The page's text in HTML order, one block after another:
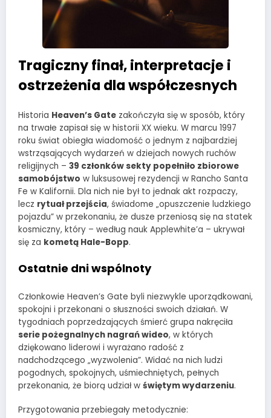
Tragiczny finał, interpretacje i
ostrzeżenia dla współczesnych
Historia Heaven’s Gate zakończyła się w sposób, który
na trwałe zapisał się w historii XX wieku. W marcu 1997
roku świat obiegła wiadomość o jednym z najbardziej
wstrząsających wydarzeń w dziejach nowych ruchów
religijnych – 39 członków sekty popełniło zbiorowe
samobójstwo w luksusowej rezydencji w Rancho Santa
Fe w Kalifornii. Dla nich nie był to jednak akt rozpaczy,
lecz rytuał przejścia, świadome „opuszczenie ludzkiego
pojazdu” w przekonaniu, że dusze przeniosą się na statek
kosmiczny, który – według nauk Applewhite’a – ukrywał
się za kometą Hale-Bopp.
Ostatnie dni wspólnoty
Członkowie Heaven’s Gate byli niezwykle uporządkowani,
spokojni i przekonani o słuszności swoich działań. W
tygodniach poprzedzających śmierć grupa nakręciła
serie pożegnalnych nagrań wideo, w których
dziękowano liderowi i wyrażano radość z
nadchodzącego „wyzwolenia”. Widać na nich ludzi
pogodnych, spokojnych, uśmiechniętych, pełnych
przekonania, że biorą udział w świętym wydarzeniu.
Przygotowania przebiegały metodycznie: